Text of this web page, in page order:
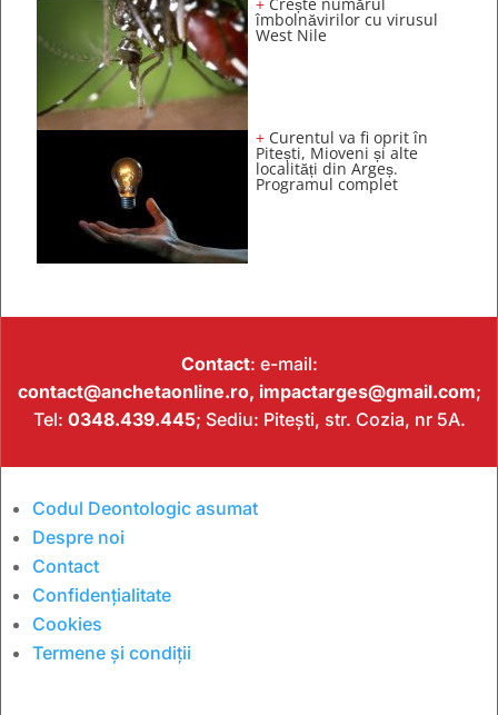
+ Crește numărul
îmbolnăvirilor cu virusul
West Nile
+ Curentul va fi oprit în
Pitești, Mioveni și alte
localități din Argeș.
Programul complet
Contact: e-mail:
contact@anchetaonline.ro, impactarges@gmail.com;
Tel: 0348.439.445; Sediu: Pitești, str. Cozia, nr 5A.
Codul Deontologic asumat
Despre noi
Contact
Confidențialitate
Cookies
Termene și condiții